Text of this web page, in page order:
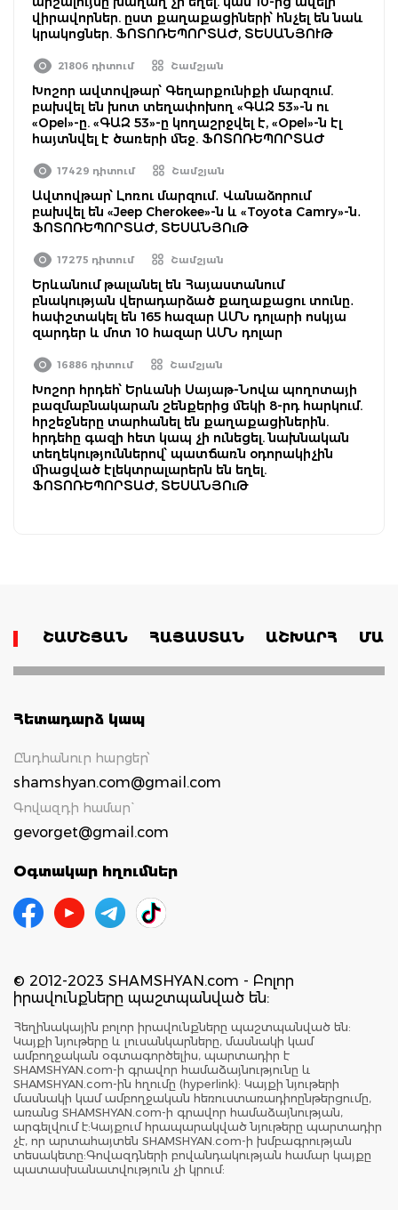
վիրավորներ. ըստ քաղաքացիների՝ հնչել են նաև
կրակոցներ. ՖՈՏՈՌԵՊՈՐՏԱԺ, ՏԵՍԱՆՅՈՒԹ
21806 դիտում Շամշյան
Խոշոր ավտովթար՝ Գեղարքունիքի մարզում.
բախվել են խոտ տեղափոխող «ԳԱԶ 53»-ն ու
«Opel»-ը. «ԳԱԶ 53»-ը կողաշրջվել է, «Opel»-ն էլ
հայտնվել է ծառերի մեջ. ՖՈՏՈՌԵՊՈՐՏԱԺ
17429 դիտում Շամշյան
Ավտովթար՝ Լոռու մարզում․ Վանաձորում
բախվել են «Jeep Cherokee»-ն և «Toyota Camry»-ն․
ՖՈՏՈՌԵՊՈՐՏԱԺ, ՏԵՍԱՆՅՈւԹ
17275 դիտում Շամշյան
Երևանում թալանել են Հայաստանում
բնակության վերադարձած քաղաքացու տունը․
հափշտակել են 165 հազար ԱՄՆ դոլարի ոսկյա
զարդեր և մոտ 10 հազար ԱՄՆ դոլար
16886 դիտում Շամշյան
Խոշոր հրդեհ՝ Երևանի Սայաթ-Նովա պողոտայի
բազմաբնակարան շենքերից մեկի 8-րդ հարկում.
հրշեջները տարհանել են քաղաքացիներին.
հրդեհը գազի հետ կապ չի ունեցել. նախնական
տեղեկություններով՝ պատճառն օդորակիչին
միացված էլեկտրալարերն են եղել.
ՖՈՏՈՌԵՊՈՐՏԱԺ, ՏԵՍԱՆՅՈւԹ
ՇԱՄՇՅԱՆ ՀԱՅԱՍՏԱՆ ԱՇԽԱՐՀ
Հետադարձ կապ
Ընդհանուր հարցեր՝
shamshyan.com@gmail.com
Գովազդի համար`
gevorget@gmail.com
Օգտակար հղումներ
© 2012-2023 SHAMSHYAN.com - Բոլոր
իրավունքները պաշտպանված են:
Հեղինակային բոլոր իրավունքները պաշտպանված են:
Կայքի նյութերը և լուսանկարները, մասնակի կամ
ամբողջական օգտագործելիս, պարտադիր է
SHAMSHYAN.com-ի գրավոր համաձայնությունը և
SHAMSHYAN.com-ին հղումը (hyperlink): Կայքի նյութերի
մասնակի կամ ամբողջական հեռուստառադիոընթերցումը,
առանց SHAMSHYAN.com-ի գրավոր համաձայնության,
արգելվում է:Կայքում հրապարակված նյութերը պարտադիր
չէ, որ արտահայտեն SHAMSHYAN.com-ի խմբագրության
տեսակետը:Գովազդների բովանդակության համար կայքը
պատասխանատվություն չի կրում: